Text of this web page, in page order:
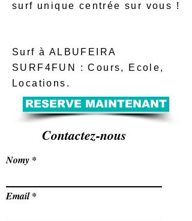
surf unique centrée sur vous !
Surf à ALBUFEIRA
SURF4FUN : Cours, Ecole,
Locations.
RESERVE MAINTENANT
Contactez-nous
Nomy
Email